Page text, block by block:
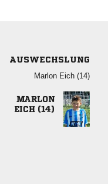
AUSWECHSLUNG
  

 